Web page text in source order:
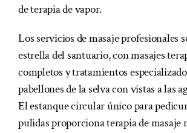
de terapia de vapor.
Los servicios de masaje profesionales
estrella del santuario, con masajes
completos y tratamientos
pabellones de la selva con vistas a las
El estanque circular único para
pulidas proporciona terapia de masaje